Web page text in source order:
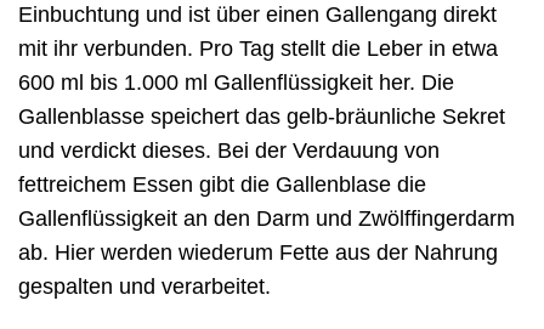
Einbuchtung und ist über einen Gallengang direkt
mit ihr verbunden. Pro Tag stellt die Leber in etwa
600 ml bis 1.000 ml Gallenflüssigkeit her. Die
Gallenblasse speichert das gelb-bräunliche Sekret
und verdickt dieses. Bei der Verdauung von
fettreichem Essen gibt die Gallenblase die
Gallenflüssigkeit an den Darm und Zwölffingerdarm
ab. Hier werden wiederum Fette aus der Nahrung
gespalten und verarbeitet.